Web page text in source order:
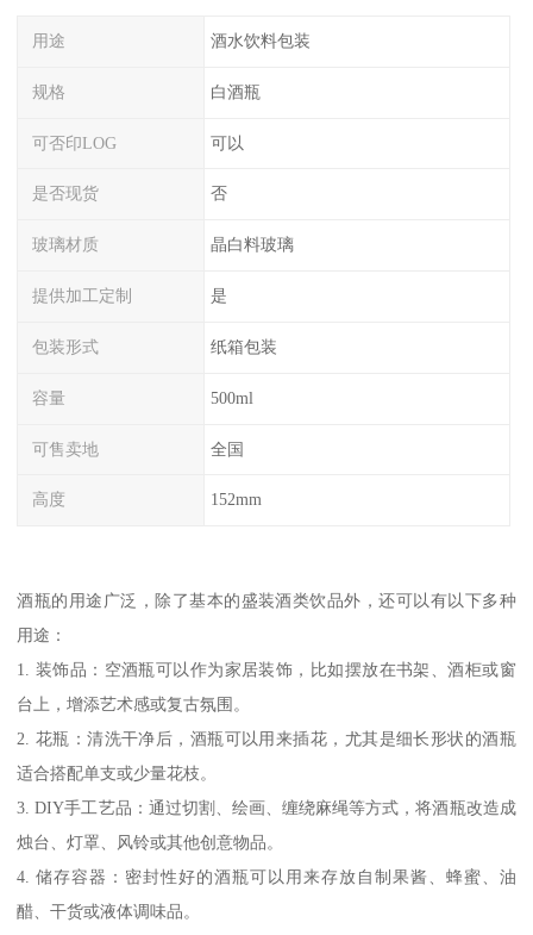
用途 酒水饮料包装
规格 白酒瓶
可否印LOG 可以
是否现货 否
玻璃材质 晶白料玻璃
提供加工定制 是
包装形式 纸箱包装
容量 500ml
可售卖地 全国
高度 152mm
酒瓶的用途广泛，除了基本的盛装酒类饮品外，还可以有以下多种
用途：
1. 装饰品：空酒瓶可以作为家居装饰，比如摆放在书架、酒柜或窗
台上，增添艺术感或复古氛围。
2. 花瓶：清洗干净后，酒瓶可以用来插花，尤其是细长形状的酒瓶
适合搭配单支或少量花枝。
3. DIY手工艺品：通过切割、绘画、缠绕麻绳等方式，将酒瓶改造成
烛台、灯罩、风铃或其他创意物品。
4. 储存容器：密封性好的酒瓶可以用来存放自制果酱、蜂蜜、油
醋、干货或液体调味品。